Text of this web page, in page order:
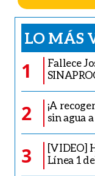
LO MÁS
1
Fallece
2
¡A
sin agua
3
[VIDEO]
Línea 1